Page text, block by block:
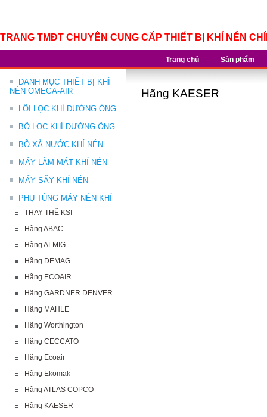
TRANG TMĐT CHUYÊN CUNG CẤP THIẾT BỊ KHÍ NÉN
Trang chủ Sản phẩm
DANH MỤC THIẾT BỊ KHÍ
NÉN OMEGA-AIR
LÕI LỌC KHÍ ĐƯỜNG ỐNG
BỘ LỌC KHÍ ĐƯỜNG ỐNG
BỘ XẢ NƯỚC KHÍ NÉN
MÁY LÀM MÁT KHÍ NÉN
MÁY SẤY KHÍ NÉN
PHỤ TÙNG MÁY NÉN KHÍ
THAY THẾ KSI
Hãng ABAC
Hãng ALMIG
Hãng DEMAG
Hãng ECOAIR
Hãng GARDNER DENVER
Hãng MAHLE
Hãng Worthington
Hãng CECCATO
Hãng Ecoair
Hãng Ekomak
Hãng ATLAS COPCO
Hãng KAESER
Hãng KAESER